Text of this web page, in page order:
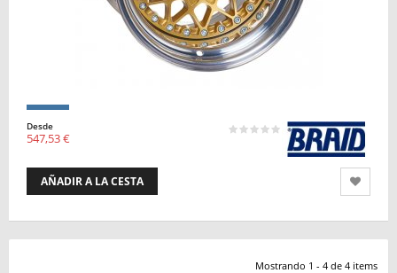
Desde
547,53 €
AÑADIR A LA CESTA
Mostrando 1 - 4 de 4 items